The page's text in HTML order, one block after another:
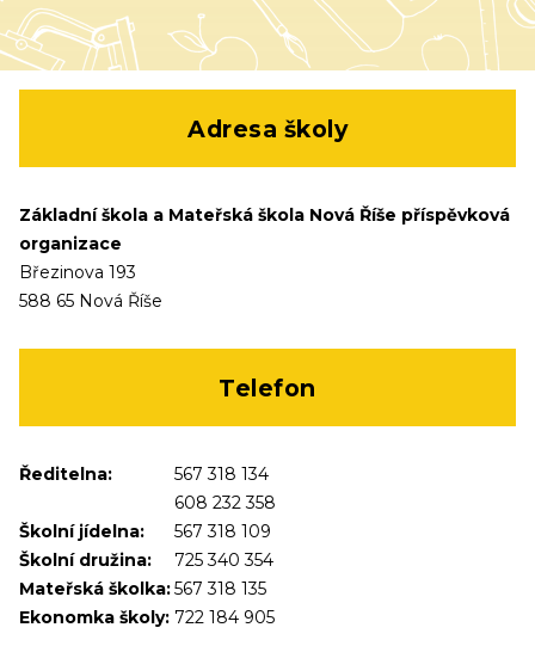
Adresa školy
Základní škola a Mateřská škola Nová Říše příspěvková
organizace
Březinova 193
588 65 Nová Říše
Telefon
Ředitelna:
567 318 134
608 232 358
Školní jídelna:
567 318 109
Školní družina:
725 340 354
Mateřská školka:567 318 135
Ekonomka školy: 722 184 905